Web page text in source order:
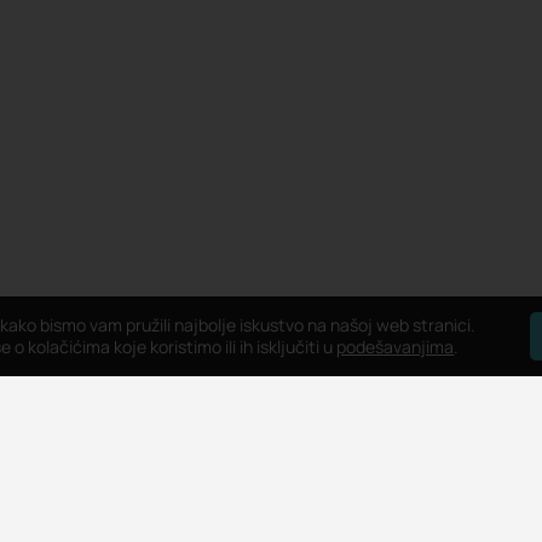
bismo vam pružili najbolje iskustvo na našoj web stranici.
o kolačićima koje koristimo ili ih isključiti u podešavanjima.